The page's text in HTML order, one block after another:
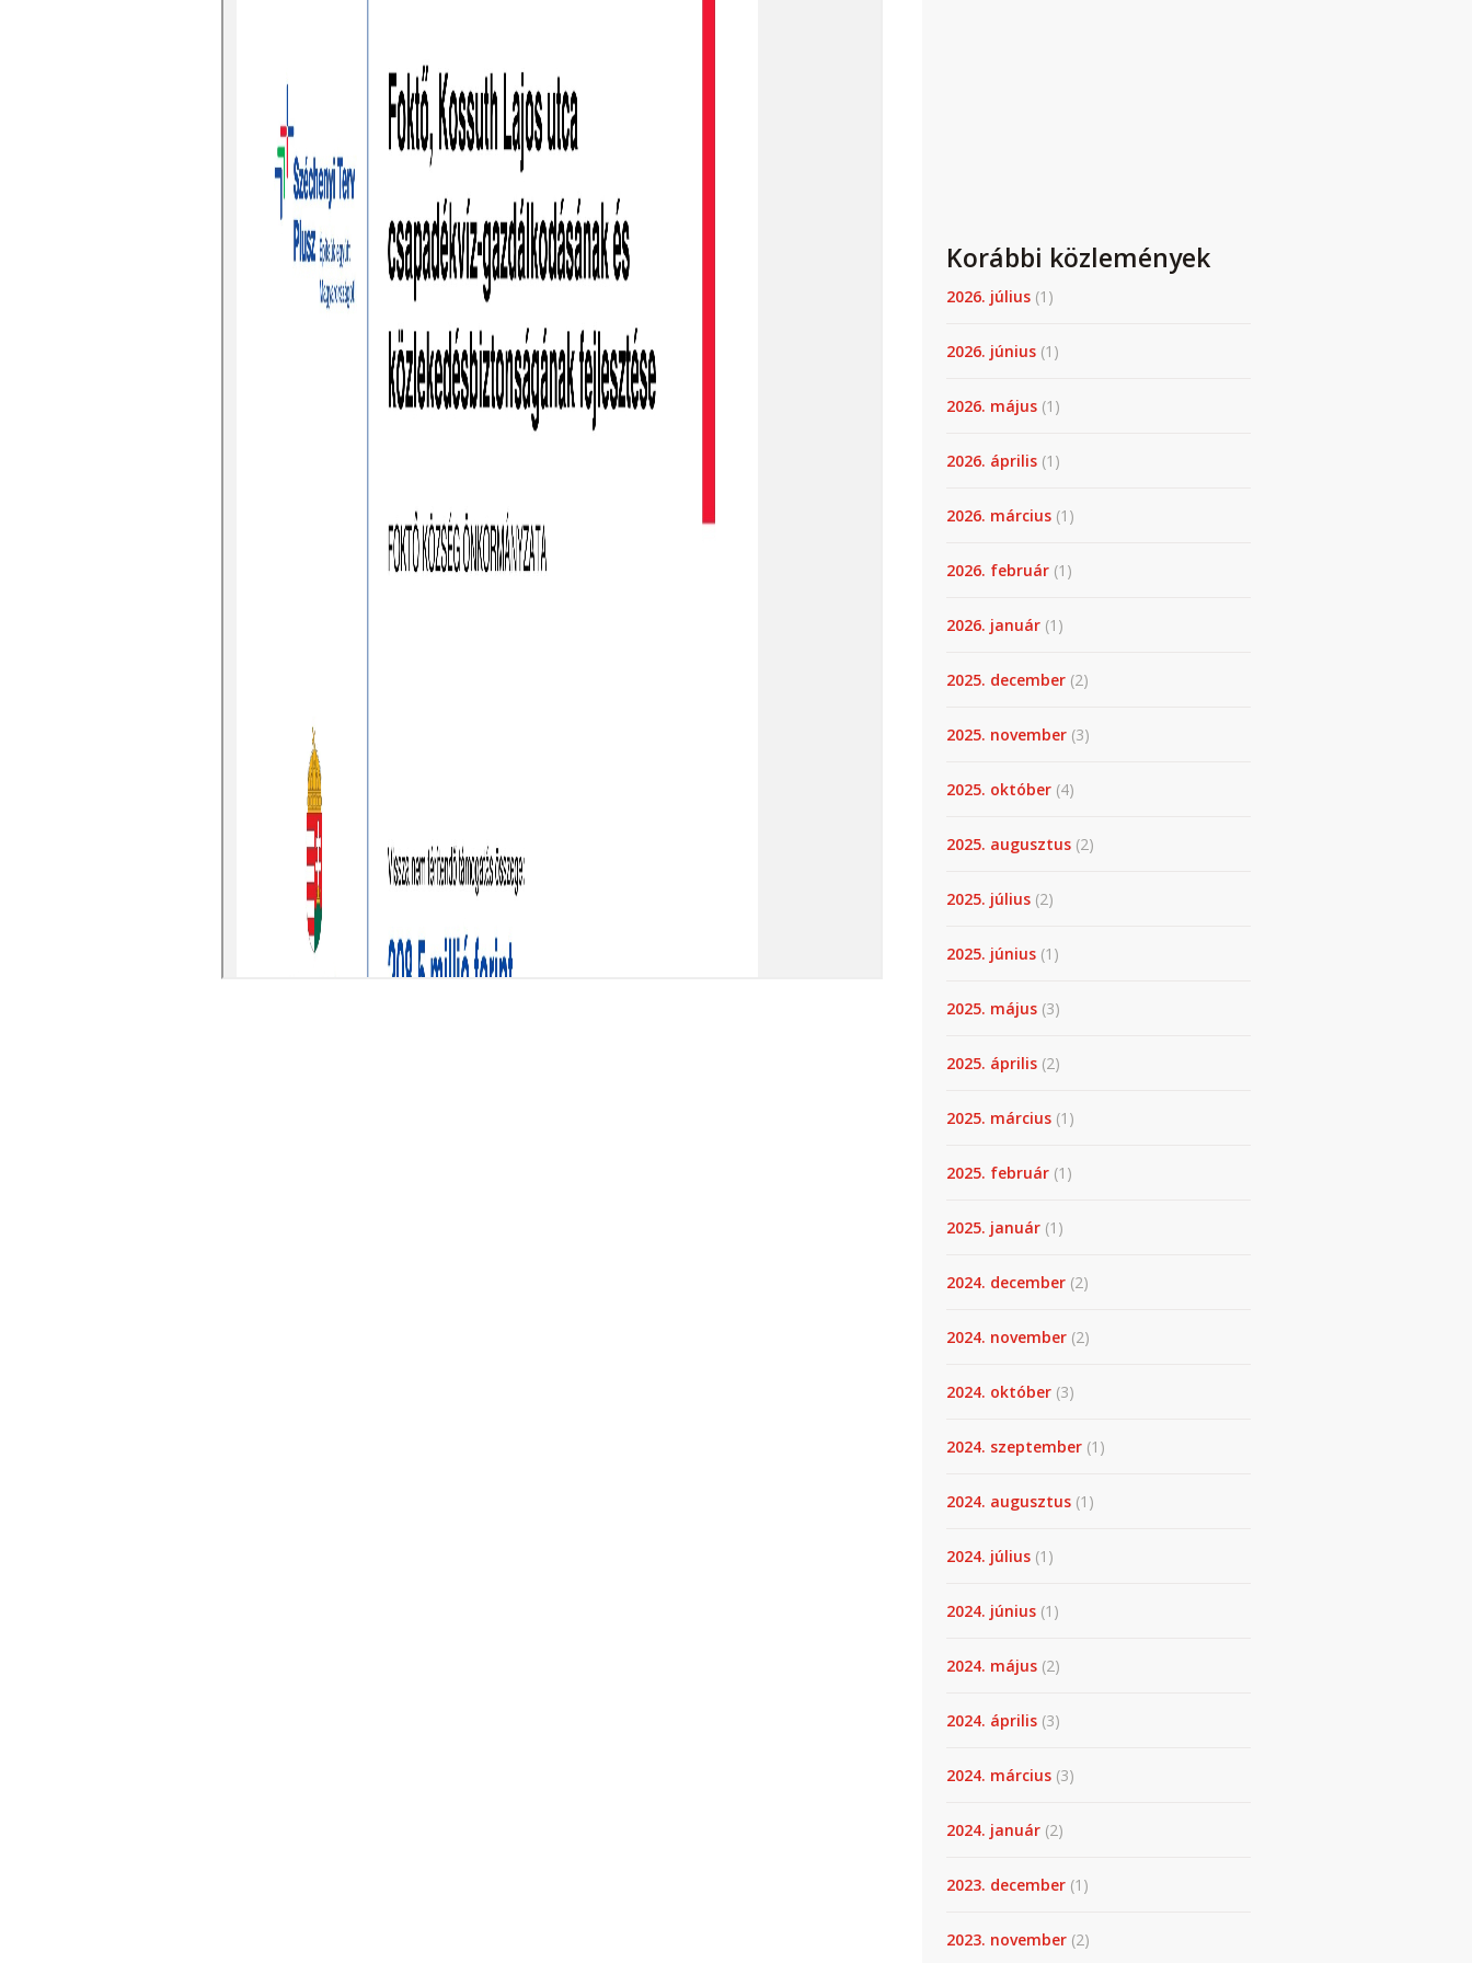
Korábbi közlemények
2026. július (1)
2026. június (1)
2026. május (1)
2026. április (1)
2026. március (1)
2026. február (1)
2026. január (1)
2025. december (2)
2025. november (3)
2025. október (4)
2025. augusztus (2)
2025. július (2)
2025. június (1)
2025. május (3)
2025. április (2)
2025. március (1)
2025. február (1)
2025. január (1)
2024. december (2)
2024. november (2)
2024. október (3)
2024. szeptember (1)
2024. augusztus (1)
2024. július (1)
2024. június (1)
2024. május (2)
2024. április (3)
2024. március (3)
2024. január (2)
2023. december (1)
2023. november (2)